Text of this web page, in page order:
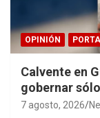
OPINIÓN
Calvente en
gobernar
7 agosto, 2026